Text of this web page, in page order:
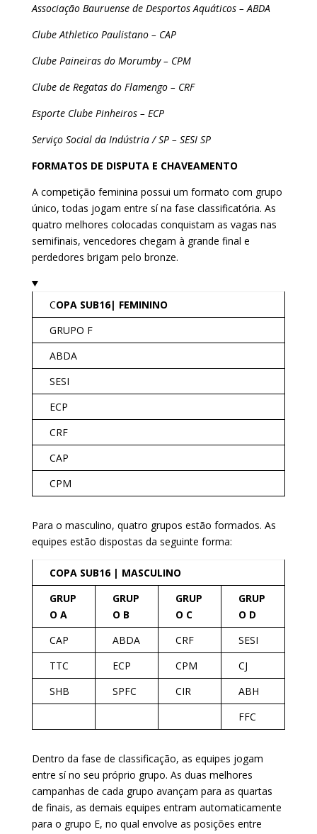
Associação Bauruense de Desportos Aquáticos – ABDA
Clube Athletico Paulistano – CAP
Clube Paineiras do Morumby – CPM
Clube de Regatas do Flamengo – CRF
Esporte Clube Pinheiros – ECP
Serviço Social da Indústria / SP – SESI SP
FORMATOS DE DISPUTA E CHAVEAMENTO
A competição feminina possui um formato com grupo
único, todas jogam entre sí na fase classificatória. As
quatro melhores colocadas conquistam as vagas nas
semifinais, vencedores chegam à grande final e
perdedores brigam pelo bronze.
COPA SUB16| FEMININO
GRUPO F
ABDA
SESI
ECP
CRF
CAP
CPM
Para o masculino, quatro grupos estão formados. As
equipes estão dispostas da seguinte forma:
COPA SUB16 | MASCULINO
GRUP
O A
GRUP
O B
GRUP
O C
GRUP
O D
CAP
ABDA CRF
SESI
TTC
ECP CPM
CJ
SHB
SPFC CIR
ABH
FFC
Dentro da fase de classificação, as equipes jogam
entre sí no seu próprio grupo. As duas melhores
campanhas de cada grupo avançam para as quartas
de finais, as demais equipes entram automaticamente
para o grupo E, no qual envolve as posições entre